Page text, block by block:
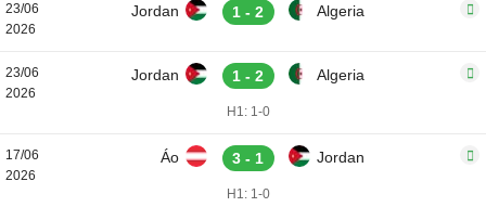
23/06
2026
Jordan 1 - 2 Algeria
23/06
2026
Jordan 1 - 2 Algeria
H1: 1-0
17/06
2026
Áo 3 - 1 Jordan
H1: 1-0